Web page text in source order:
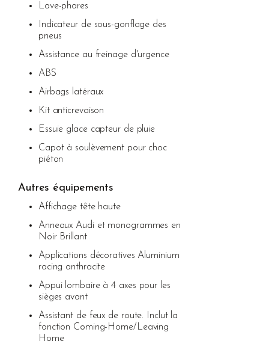
Lave-phares
Indicateur de sous-gonflage des
pneus
Assistance au freinage d'urgence
ABS
Airbags latéraux
Kit anticrevaison
Essuie glace capteur de pluie
Capot à soulèvement pour choc
piéton
Autres équipements
Affichage tête haute
Anneaux Audi et monogrammes en
Noir Brillant
Applications décoratives Aluminium
racing anthracite
Appui lombaire à 4 axes pour les
sièges avant
Assistant de feux de route. Inclut la
fonction Coming-Home/Leaving
Home